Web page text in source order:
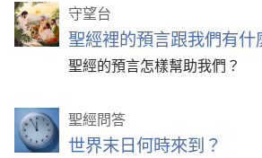
守望台
聖經裡的預言跟我們有什
聖經的預言怎樣幫助我們？
聖經問答
世界末日何時來到？